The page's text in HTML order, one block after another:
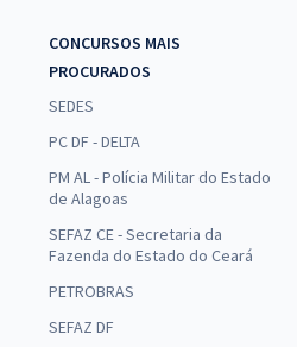
CONCURSOS MAIS
PROCURADOS
SEDES
PC DF - DELTA
PM AL - Polícia Militar do Estado
de Alagoas
SEFAZ CE - Secretaria da
Fazenda do Estado do Ceará
PETROBRAS
SEFAZ DF